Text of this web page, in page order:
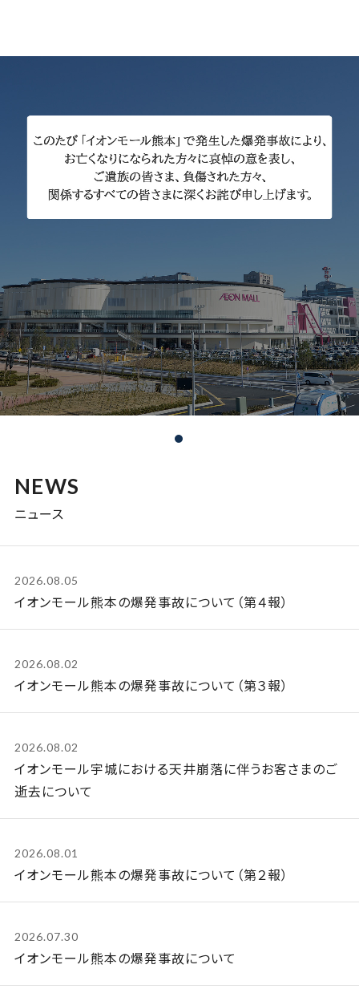
NEWS
ニュース
2026.08.05
イオンモール熊本の爆発事故について（第４報）
2026.08.02
イオンモール熊本の爆発事故について（第３報）
2026.08.02
イオンモール宇城における天井崩落に伴うお客さまのご
逝去について
2026.08.01
イオンモール熊本の爆発事故について（第２報）
2026.07.30
イオンモール熊本の爆発事故について